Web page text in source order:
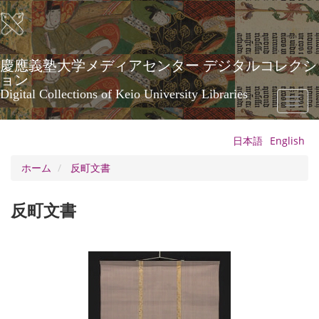
メ
イ
ン
コ
ン
テ
ン
ツ
に
慶應義塾大学メディアセンター デジタルコレクシ
ョン
Digital Collections of Keio University Libraries
Toggle
日本語 English
ホーム
反町文書
反町文書